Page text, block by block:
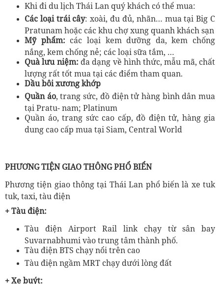
Khi đi du lịch Thái Lan quý khách có thể mua:
Các loại trái cây: xoài, đu đủ, nhãn… mua tại Big C
Pratunam hoặc các khu chợ xung quanh khách sạn
Mỹ phẩm: các loại kem dưỡng da, kem chống
nắng, kem chống nẻ; các loại sữa tắm, …
Quà lưu niệm: đa dạng về hình thức, mẫu mã, chất
lượng rất tốt mua tại các điểm tham quan.
Dầu bôi xương khớp
Quần áo, trang sức, đồ điện tử hàng bình dân mua
tại Pratu- nam; Platinum
Quần áo, trang sức cao cấp, đồ điện tử, hàng gia
dung cao cấp mua tại Siam, Central World
PHƯƠNG TIỆN GIAO THÔNG PHỔ BIỂN
Phương tiện giao thông tại Thái Lan phổ biến là xe tuk
tuk, taxi, tàu điện
+ Tàu điện:
Tàu điện Airport Rail link chạy từ sân bay
Suvarnabhumi vào trung tâm thành phố.
Tàu điện BTS chạy nổi trên cao
Tàu điện ngầm MRT chạy dưới lòng đất
+ Xe buýt: